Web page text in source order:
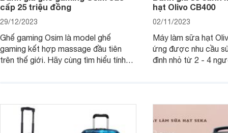
cấp 25 triệu đồng
29/12/2023
Ghế gaming Osim là model ghế
gaming kết hợp massage đầu tiên
trên thế giới. Hãy cùng tìm hiểu tính
hạt Olivo CB400
02/11/2023
Máy làm sữa hạt
ứng được nhu cầu
đình nhỏ từ 2 - 4